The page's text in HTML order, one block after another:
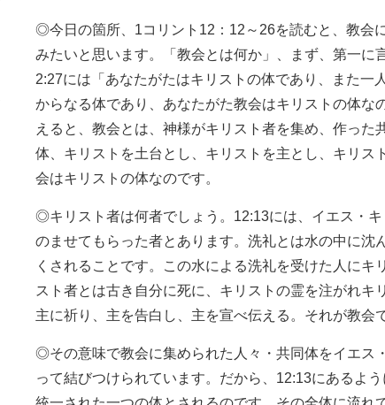
◎今日の箇所、1コリント12：12～26を読むと、教会
みたいと思います。「教会とは何か」、まず、第一
2:27には「あなたがたはキリストの体であり、また
からなる体であり、あなたがた教会はキリストの体
えると、教会とは、神様がキリスト者を集め、作っ
体、キリストを土台とし、キリストを主とし、キリ
会はキリストの体なのです。
◎キリスト者は何者でしょう。12:13には、イエス・
のませてもらった者とあります。洗礼とは水の中に
くされることです。この水による洗礼を受けた人に
スト者とは古き自分に死に、キリストの霊を注がれキ
主に祈り、主を告白し、主を宣べ伝える。それが教会
◎その意味で教会に集められた人々・共同体をイエス
って結びつけられています。だから、12:13にあるよ